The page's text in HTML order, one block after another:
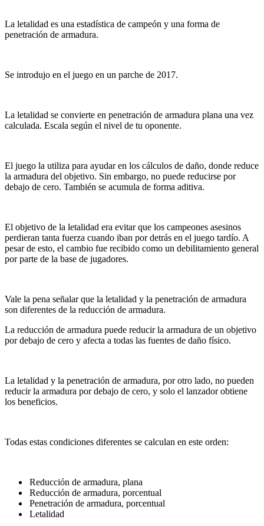
La letalidad es una estadística de campeón y una forma de
penetración de armadura.
Se introdujo en el juego en un parche de 2017.
La letalidad se convierte en penetración de armadura plana una vez
calculada. Escala según el nivel de tu oponente.
El juego la utiliza para ayudar en los cálculos de daño, donde reduce
la armadura del objetivo. Sin embargo, no puede reducirse por
debajo de cero. También se acumula de forma aditiva.
El objetivo de la letalidad era evitar que los campeones asesinos
perdieran tanta fuerza cuando iban por detrás en el juego tardío. A
pesar de esto, el cambio fue recibido como un debilitamiento general
por parte de la base de jugadores.
Vale la pena señalar que la letalidad y la penetración de armadura
son diferentes de la reducción de armadura.
La reducción de armadura puede reducir la armadura de un objetivo
por debajo de cero y afecta a todas las fuentes de daño físico.
La letalidad y la penetración de armadura, por otro lado, no pueden
reducir la armadura por debajo de cero, y solo el lanzador obtiene
los beneficios.
Todas estas condiciones diferentes se calculan en este orden:
Reducción de armadura, plana
Reducción de armadura, porcentual
Penetración de armadura, porcentual
Letalidad